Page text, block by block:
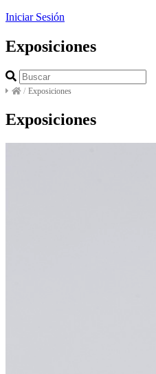
Iniciar Sesión
Exposiciones
/ Exposiciones
Exposiciones